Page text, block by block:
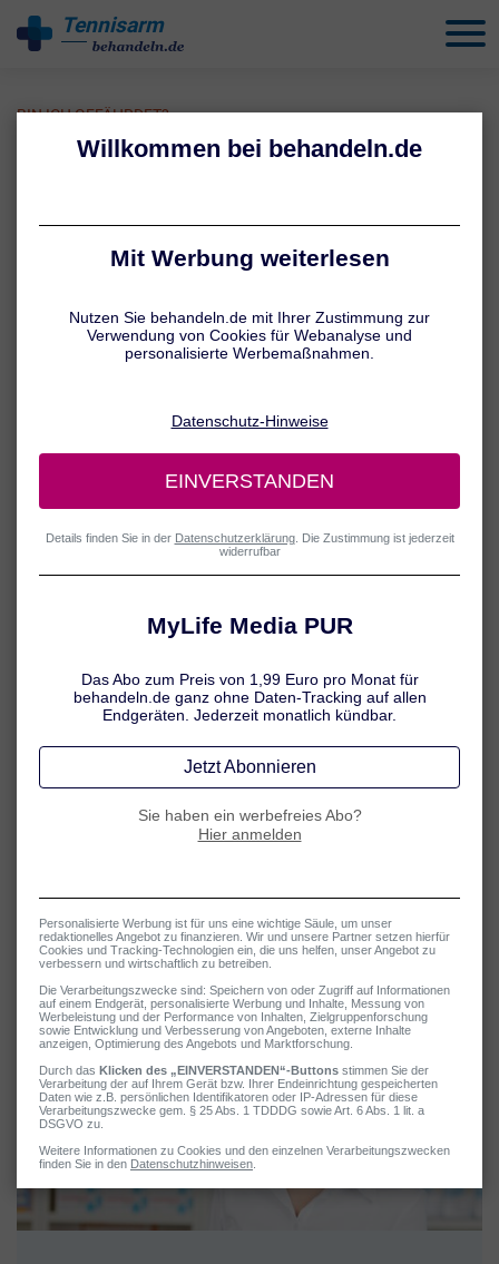
Tennisarmbehandeln
BIN ICH GEFÄHRDET?
Tennisarm: Testen Sie Ihr
Nein
Wichtiger Hinweis:
Dieser Test ersetzt keinen Arztbesuch!
Das könnte Sie auch interessieren: